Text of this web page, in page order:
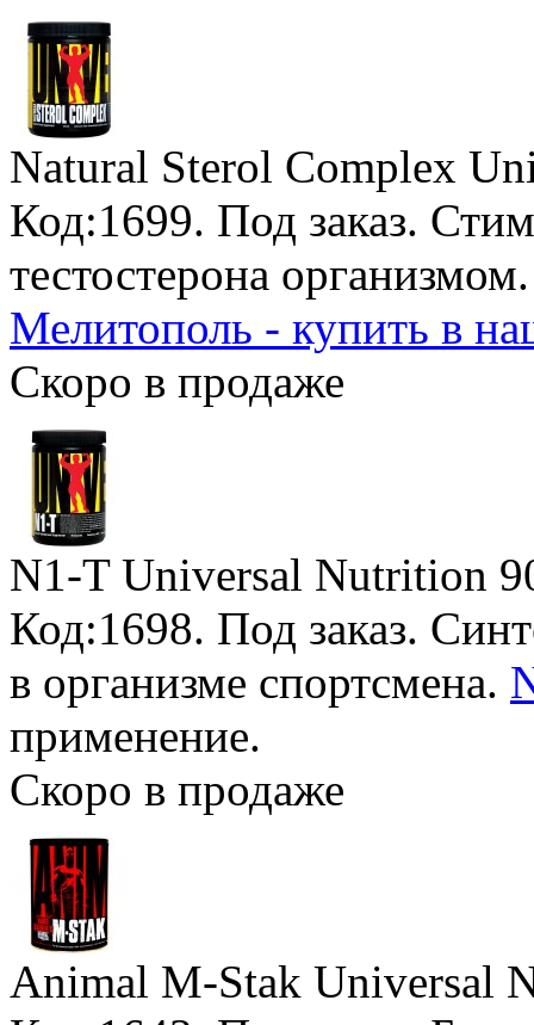
Natural Sterol Complex
Код:1699. Под заказ.
тестостерона
Мелитополь - купить в
Скоро в продаже
N1-T Universal Nutrition
Код:1698. Под заказ.
в организме спортсмена.
применение.
Скоро в продаже
Animal М-Stak Universal